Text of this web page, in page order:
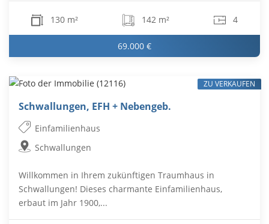
130 m² 142 m² 4
69.000 €
Schwallungen, EFH + Nebengeb.
Einfamilienhaus
Schwallungen
Willkommen in Ihrem zukünftigen Traumhaus in
Schwallungen! Dieses charmante Einfamilienhaus,
erbaut im Jahr 1900,...
ZU VERKAUFEN